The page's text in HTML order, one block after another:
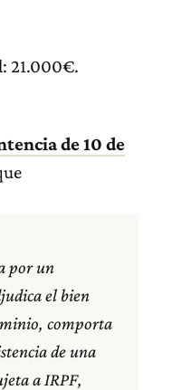
: 21.000€.
de 10 de
por un
el bien
comporta
de una
a IRPF,